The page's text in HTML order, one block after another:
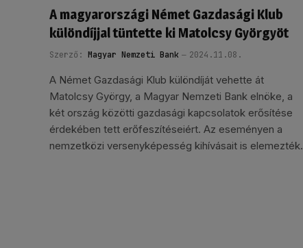
A magyarországi Német Gazdasági Klub
különdíjjal tüntette ki Matolcsy Györgyöt
Szerző: Magyar Nemzeti Bank 2024.11.08.
A Német Gazdasági Klub különdíját vehette át
Matolcsy György, a Magyar Nemzeti Bank elnöke, a
két ország közötti gazdasági kapcsolatok erősítése
érdekében tett erőfeszítéseiért. Az eseményen a
nemzetközi versenyképesség kihívásait is elemezték.